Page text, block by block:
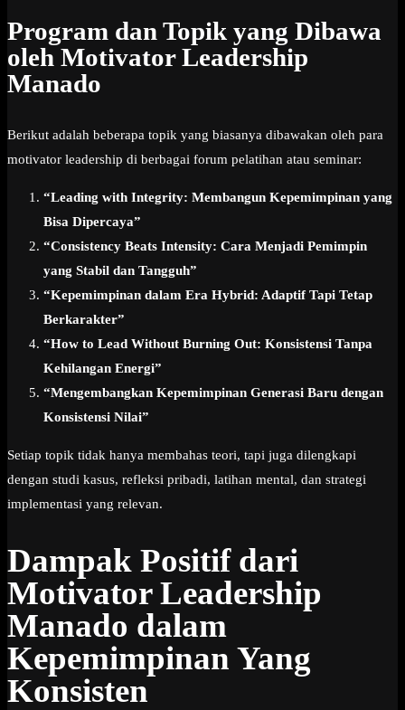
Program dan Topik yang Dibawa
oleh Motivator Leadership
Manado
Berikut adalah beberapa topik yang biasanya dibawakan oleh para
motivator leadership di berbagai forum pelatihan atau seminar:
“Leading with Integrity: Membangun Kepemimpinan yang
Bisa Dipercaya”
“Consistency Beats Intensity: Cara Menjadi Pemimpin
yang Stabil dan Tangguh”
“Kepemimpinan dalam Era Hybrid: Adaptif Tapi Tetap
Berkarakter”
“How to Lead Without Burning Out: Konsistensi Tanpa
Kehilangan Energi”
“Mengembangkan Kepemimpinan Generasi Baru dengan
Konsistensi Nilai”
Setiap topik tidak hanya membahas teori, tapi juga dilengkapi
dengan studi kasus, refleksi pribadi, latihan mental, dan strategi
implementasi yang relevan.
Dampak Positif dari
Motivator Leadership
Manado dalam
Kepemimpinan Yang
Konsisten